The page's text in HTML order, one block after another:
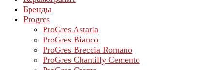
Бренды
Progres
ProGres Astaria
ProGres Bianco
ProGres Breccia Romano
ProGres Chantilly Cemento